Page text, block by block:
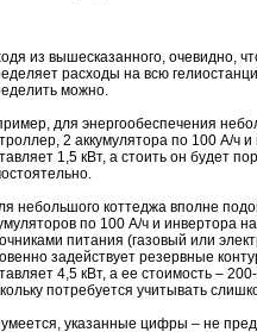
из вышесказанного, очевидно,
расходы на всю
можно.
для энергообеспечения
2 аккумулятора по 100 А/ч
1,5 кВт, а стоить он будет
небольшого коттеджа вполне
по 100 А/ч и инвертора
питания (газовый или
задействует резервные
4,5 кВт, а ее стоимость –
потребуется учитывать
указанные цифры – не